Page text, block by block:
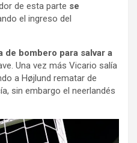
de esta parte se
el ingreso del
de bombero para salvar a
Una vez más Vicario salía
a Højlund rematar de
sin embargo el neerlandés